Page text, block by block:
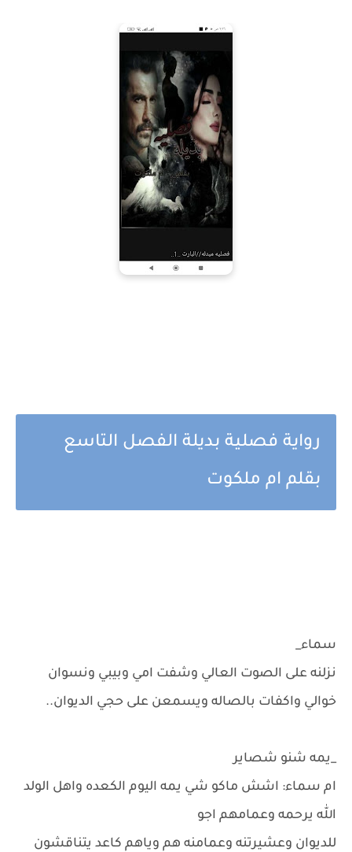
رواية فصلية بديلة الفصل التاسع
بقلم ام ملكوت
سماء_
نزلنه على الصوت العالي وشفت امي وبيبي ونسوان
خوالي واكفات بالصاله ويسمعن على حجي الديوان..
_يمه شنو شصاير
ام سماء: اشش ماكو شي يمه اليوم الكعده واهل الولد
الله يرحمه وعمامهم اجو
للديوان وعشيرتنه وعمامنه هم وياهم كاعد يتناقشون